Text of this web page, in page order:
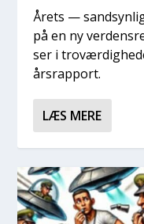
Årets —
på en ny
ser i
års­rap­port.
LÆS MERE